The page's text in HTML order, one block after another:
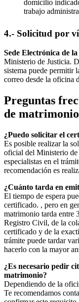
domicilio
trabajo
4.- Solicitud por
Sede Electrónica de
Ministerio de Justicia.
sistema puede permitir
correo desde la oficina
Preguntas
de
¿Puedo solicitar el
Es posible realizar la
oficial del Ministerio de
especialistas en el
recomendación es
¿Cuánto tarda en
El tiempo de espera
certificado. , pero en
matrimonio tarda entre
Registro Civil, de la
certificado y de la
trámite puede tardar
hacerlo con la mayor
¿Es necesario pedir
matrimonio?
Dependiendo de la
Te recomendamos